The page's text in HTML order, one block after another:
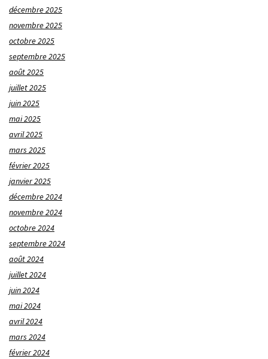
décembre 2025
novembre 2025
octobre 2025
septembre 2025
août 2025
juillet 2025
juin 2025
mai 2025
avril 2025
mars 2025
février 2025
janvier 2025
décembre 2024
novembre 2024
octobre 2024
septembre 2024
août 2024
juillet 2024
juin 2024
mai 2024
avril 2024
mars 2024
février 2024